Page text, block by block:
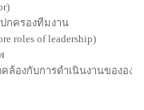
กครองทีมงาน
roles of leadership)
ล้องกับการดำเนินงานขององค์